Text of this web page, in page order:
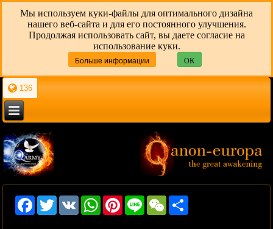
Мы используем куки-файлы для оптимального дизайна
нашего веб-сайта и для его постоянного улучшения.
Продолжая использовать сайт, вы даете согласие на
использование куки.
Больше информации OK
136
FacebookTwitterVK WhatsAppPinterest
Line WeChat